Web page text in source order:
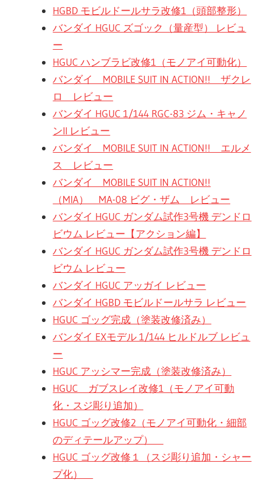
HGBD モビルドールサラ改修1（頭部整形）
バンダイ HGUC ズゴック（量産型） レビュ
ー
HGUC ハンブラビ改修1（モノアイ可動化）
バンダイ MOBILE SUIT IN ACTION!! ザクレ
ロ レビュー
バンダイ HGUC 1/144 RGC-83 ジム・キャノ
ンII レビュー
バンダイ MOBILE SUIT IN ACTION!! エルメ
ス レビュー
バンダイ MOBILE SUIT IN ACTION!!
（MIA） MA-08 ビグ・ザム レビュー
バンダイ HGUC ガンダム試作3号機 デンドロ
ビウム レビュー【アクション編】
バンダイ HGUC ガンダム試作3号機 デンドロ
ビウム レビュー
バンダイ HGUC アッガイ レビュー
バンダイ HGBD モビルドールサラ レビュー
HGUC ゴッグ完成（塗装改修済み）
バンダイ EXモデル 1/144 ヒルドルブ レビュ
ー
HGUC アッシマー完成（塗装改修済み）
HGUC ガブスレイ改修1（モノアイ可動
化・スジ彫り追加）
HGUC ゴッグ改修2（モノアイ可動化・細部
のディテールアップ）
HGUC ゴッグ改修１（スジ彫り追加・シャー
プ化）